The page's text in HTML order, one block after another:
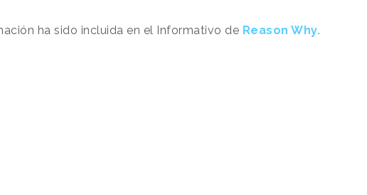
ha sido incluida en el Informativo de Reason Why.